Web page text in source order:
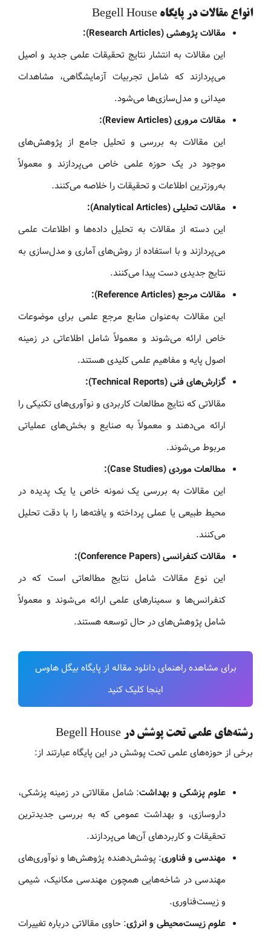
انواع مقالات در پایگاه Begell House
مقالات پژوهشی (Research Articles):
این مقالات به انتشار نتایج تحقیقات علمی جدید و اصیل
می‌پردازند که شامل تجربیات آزمایشگاهی، مشاهدات
میدانی و مدل‌سازی‌ها می‌شود.
مقالات مروری (Review Articles):
این مقالات به بررسی و تحلیل جامع از پژوهش‌های
موجود در یک حوزه علمی خاص می‌پردازند و معمولاً
به‌روزترین اطلاعات و تحقیقات را خلاصه می‌کنند.
مقالات تحلیلی (Analytical Articles):
این دسته از مقالات به تحلیل داده‌ها و اطلاعات علمی
می‌پردازند و با استفاده از روش‌های آماری و مدل‌سازی به
نتایج جدیدی دست پیدا می‌کنند.
مقالات مرجع (Reference Articles):
این مقالات به‌عنوان منابع مرجع علمی برای موضوعات
خاص ارائه می‌شوند و معمولاً شامل اطلاعاتی در زمینه
اصول پایه و مفاهیم علمی کلیدی هستند.
گزارش‌های فنی (Technical Reports):
مقالاتی که نتایج مطالعات کاربردی و نوآوری‌های تکنیکی را
ارائه می‌دهند و معمولاً به صنایع و بخش‌های عملیاتی
مربوط می‌شوند.
مطالعات موردی (Case Studies):
این مقالات به بررسی یک نمونه خاص یا یک پدیده در
محیط طبیعی یا عملی پرداخته و یافته‌ها را با دقت تحلیل
می‌کنند.
مقالات کنفرانسی (Conference Papers):
این نوع مقالات شامل نتایج مطالعاتی است که در
کنفرانس‌ها و سمینارهای علمی ارائه می‌شوند و معمولاً
شامل پژوهش‌های در حال توسعه هستند.
برای مشاهده راهنمای دانلود مقاله از پایگاه بیگل هاوس
اینجا کلیک کنید
رشته‌های علمی تحت پوشش در Begell House
برخی از حوزه‌های علمی تحت پوشش در این پایگاه عبارتند از:
علوم پزشکی و بهداشت: شامل مقالاتی در زمینه پزشکی،
داروسازی، و بهداشت عمومی که به بررسی جدیدترین
تحقیقات و کاربردهای آن‌ها می‌پردازند.
مهندسی و فناوری: پوشش‌دهنده پژوهش‌ها و نوآوری‌های
مهندسی در شاخه‌هایی همچون مهندسی مکانیک، شیمی
و زیست‌فناوری.
علوم زیست‌محیطی و انرژی: حاوی مقالاتی درباره تغییرات